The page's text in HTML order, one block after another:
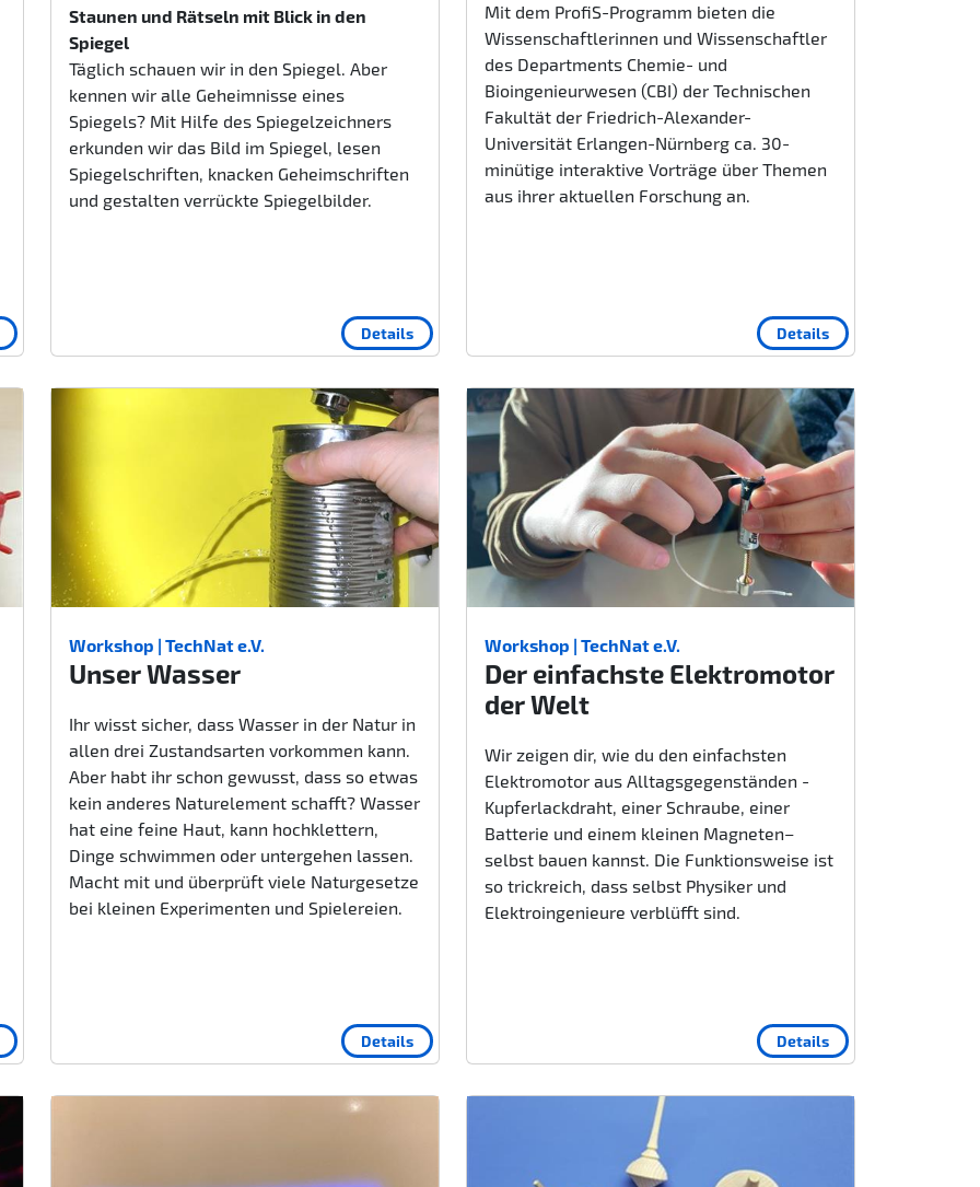
Staunen und Rätseln mit Blick in den
Spiegel
Täglich schauen wir in den Spiegel. Aber
kennen wir alle Geheimnisse eines
Spiegels? Mit Hilfe des Spiegelzeichners
erkunden wir das Bild im Spiegel, lesen
Spiegelschriften, knacken Geheimschriften
und gestalten verrückte Spiegelbilder.
Details
Mit dem ProfiS-Programm bieten die
Wissenschaftlerinnen und Wissenschaftler
des Departments Chemie- und
Bioingenieurwesen (CBI) der Technischen
Fakultät der Friedrich-Alexander-
Universität Erlangen-Nürnberg ca. 30-
minütige interaktive Vorträge über Themen
aus ihrer aktuellen Forschung an.
Details
Workshop | TechNat e.V.
Unser Wasser
Ihr wisst sicher, dass Wasser in der Natur in
allen drei Zustandsarten vorkommen kann.
Aber habt ihr schon gewusst, dass so etwas
kein anderes Naturelement schafft? Wasser
hat eine feine Haut, kann hochklettern,
Dinge schwimmen oder untergehen lassen.
Macht mit und überprüft viele Naturgesetze
bei kleinen Experimenten und Spielereien.
Details
Workshop | TechNat e.V.
Der einfachste Elektromotor
der Welt
Wir zeigen dir, wie du den einfachsten
Elektromotor aus Alltagsgegenständen -
Kupferlackdraht, einer Schraube, einer
Batterie und einem kleinen Magneten–
selbst bauen kannst. Die Funktionsweise ist
so trickreich, dass selbst Physiker und
Elektroingenieure verblüfft sind.
Details